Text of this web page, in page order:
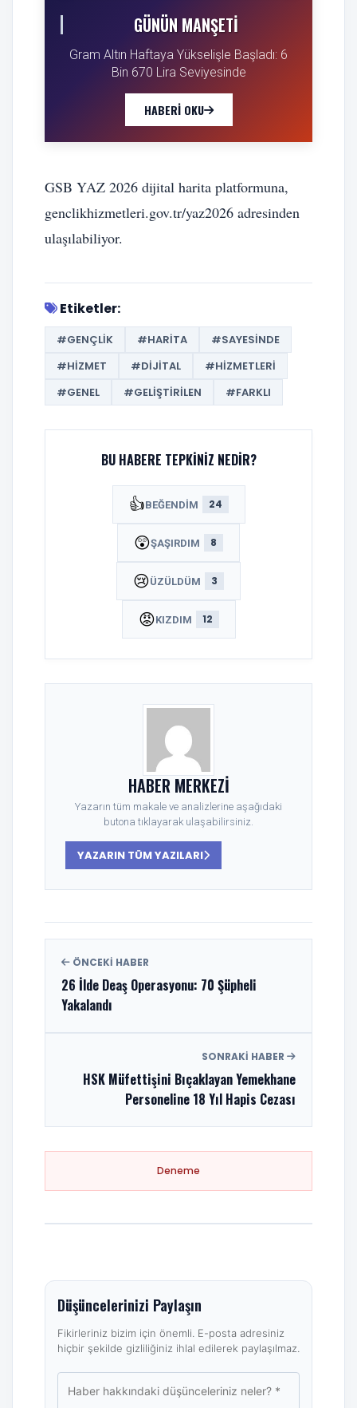
GÜNÜN MANŞETI
Gram Altın Haftaya Yükselişle Başladı: 6
Bin 670 Lira Seviyesinde
HABERI OKU
GSB YAZ 2026 dijital harita platformuna,
genclikhizmetleri.gov.tr/yaz2026 adresinden
ulaşılabiliyor.
Etiketler:
#GENÇLIK #HARITA
#SAYESINDE
#HIZMET
#DIJITAL
#HIZMETLERI
#GENEL
#GELIŞTIRILEN #FARKLI
BU HABERE TEPKINIZ NEDIR?
👍BEĞENDIM 24
😲ŞAŞIRDIM 8
😢ÜZÜLDÜM 3
😡KIZDIM 12
HABER MERKEZI
Yazarın tüm makale ve analizlerine aşağıdaki
butona tıklayarak ulaşabilirsiniz.
YAZARIN TÜM YAZILARI
ÖNCEKI HABER
26 İlde Deaş Operasyonu: 70 Şüpheli
Yakalandı
SONRAKI HABER
HSK Müfettişini Bıçaklayan Yemekhane
Personeline 18 Yıl Hapis Cezası
Deneme
Düşüncelerinizi Paylaşın
Fikirleriniz bizim için önemli. E-posta adresiniz
hiçbir şekilde gizliliğiniz ihlal edilerek paylaşılmaz.